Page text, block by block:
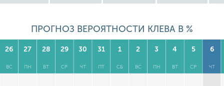
ПРОГНОЗ ВЕРОЯТНОСТИ КЛЕВА В %
26
ВС
27
ПН
28
ВТ
29
СР
30
ЧТ
31
ПТ
1
СБ
2
ВС
3
ПН
4
ВТ
5
СР
6
ЧТ